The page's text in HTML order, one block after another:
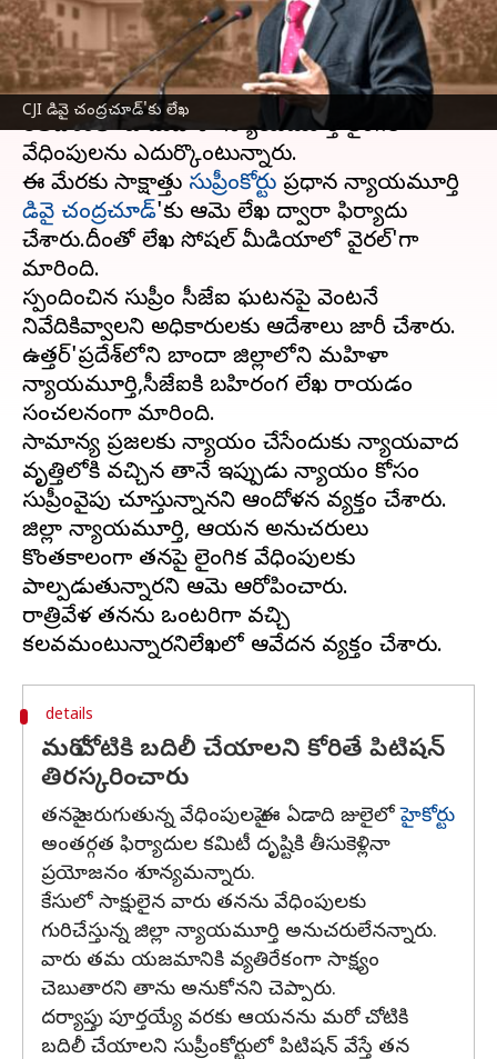
CJI డివై చంద్రచూడ్'కు లేఖ
వ్రాసిన వారు TEJAVYAS BESTHA Dec 15, 2023 04:33 pm
ఈ వార్తాకథనం ఏంటి
భారతదేశంలో ఓ మహిళా న్యాయమూర్తి లైంగిక
వేధింపులను ఎదుర్కొంటున్నారు.
ఈ మేరకు సాక్షాత్తు సుప్రీంకోర్టు ప్రధాన న్యాయమూర్తి
డివై చంద్రచూడ్'కు ఆమె లేఖ ద్వారా ఫిర్యాదు
చేశారు.దీంతో లేఖ సోషల్ మీడియాలో వైరల్'గా
మారింది.
స్పందించిన సుప్రీం సీజేఐ ఘటనపై వెంటనే
నివేదికివ్వాలని అధికారులకు ఆదేశాలు జారీ చేశారు.
ఉత్తర్'ప్రదేశ్‌లోని బాందా జిల్లాలోని మహిళా
న్యాయమూర్తి,సీజేఐకి బహిరంగ లేఖ రాయడం
సంచలనంగా మారింది.
సామాన్య ప్రజలకు న్యాయం చేసేందుకు న్యాయవాద
వృత్తిలోకి వచ్చిన తానే ఇప్పుడు న్యాయం కోసం
సుప్రీంవైపు చూస్తున్నానని ఆందోళన వ్యక్తం చేశారు.
జిల్లా న్యాయమూర్తి, ఆయన అనుచరులు
కొంతకాలంగా తనపై లైంగిక వేధింపులకు
పాల్పడుతున్నారని ఆమె ఆరోపించారు.
రాత్రివేళ తనను ఒంటరిగా వచ్చి
details
మరో చోటికి బదిలీ చేయాలని కోరితే పిటిషన్
తిరస్కరించారు
తనపై జరుగుతున్న వేధింపులపై ఈ ఏడాది జులైలోహైకోర్టు
అంతర్గత ఫిర్యాదుల కమిటీ దృష్టికి తీసుకెళ్లినా
ప్రయోజనం శూన్యమన్నారు.
కేసులో సాక్షులైన వారు తనను వేధింపులకు
గురిచేస్తున్న జిల్లా న్యాయమూర్తి అనుచరులేనన్నారు.
వారు తమ యజమానికి వ్యతిరేకంగా సాక్ష్యం
చెబుతారని తాను అనుకోనని చెప్పారు.
దర్యాప్తు పూర్తయ్యే వరకు ఆయనను మరో చోటికి
బదిలీ చేయాలని సుప్రీంకోర్టులో పిటిషన్ వేస్తే తన